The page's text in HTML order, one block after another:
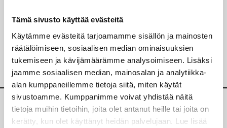
Tämä sivusto käyttää evästeitä
Käytämme evästeitä tarjoamamme sisällön ja mainosten
räätälöimiseen, sosiaalisen median ominaisuuksien
tukemiseen ja kävijämäärämme analysoimiseen. Lisäksi
jaamme sosiaalisen median, mainosalan ja analytiikka-
alan kumppaneillemme tietoja siitä, miten käytät
sivustoamme. Kumppanimme voivat yhdistää näitä
tietoja muihin tietoihin, joita olet antanut heille tai joita on
kerätty, kun olet käyttänyt heidän palvelujaan. Lue lisää
rakenteen luonnollisen kuivumisen sekä suolojen
kiteytymisen huokosrakenteeseen suojellen
pintakerroksia.